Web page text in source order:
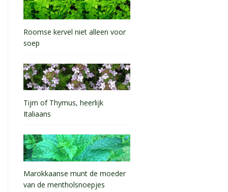
Roomse kervel niet alleen voor
soep
Tijm of Thymus, heerlijk
Italiaans
Marokkaanse munt de moeder
van de mentholsnoepjes